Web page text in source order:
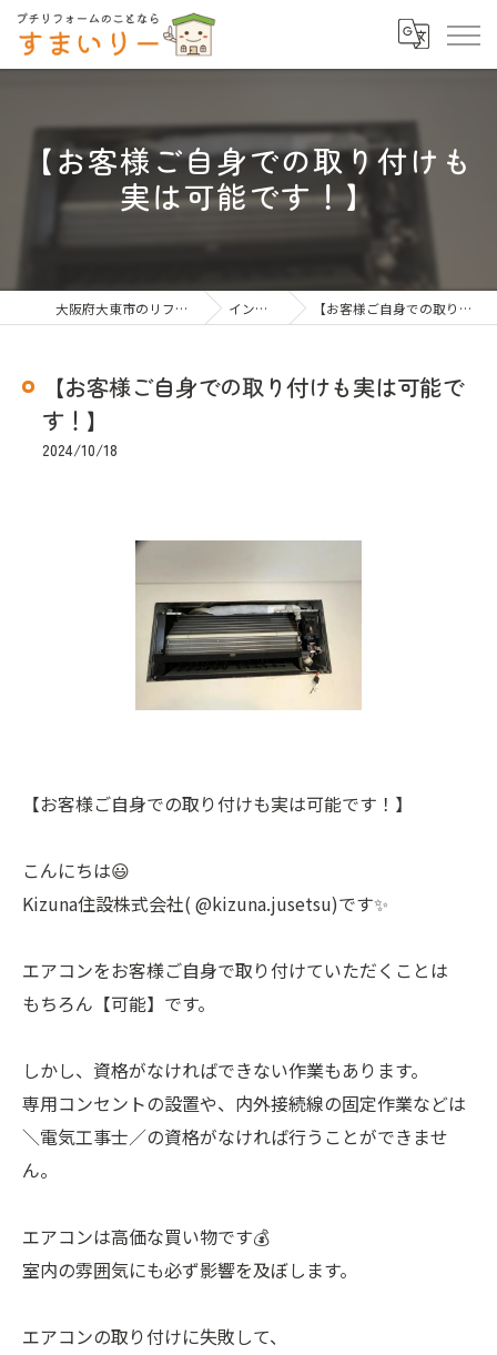
【お客様ご自身での取り付けも
実は可能です！️】
大阪府大東市のリフォームならすまいりー インスタグラム 【お客様ご自身での取り付けも実は可能です！️】
【お客様ご自身での取り付けも実は可能で
す！️】
2024/10/18
【お客様ご自身での取り付けも実は可能です！️】
こんにちは😃
Kizuna住設株式会社( @kizuna.jusetsu)です✨
エアコンをお客様ご自身で取り付けていただくことは
もちろん【可能】です。
しかし、資格がなければできない作業もあります。
専用コンセントの設置や、内外接続線の固定作業などは
＼電気工事士／の資格がなければ行うことができませ
ん。
エアコンは高価な買い物です💰
室内の雰囲気にも必ず影響を及ぼします。
エアコンの取り付けに失敗して、